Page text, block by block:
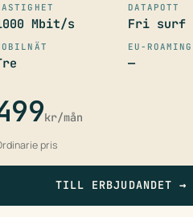
Mbit/s
DATAPOTT
Fri surf
EU-ROAMING
—
kr/mån
pris
TILL ERBJUDANDET→